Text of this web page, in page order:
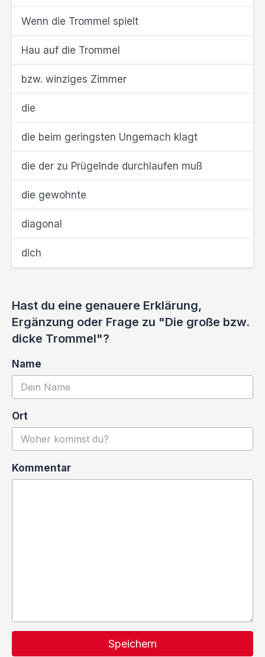
Wenn die Trommel spielt
Hau auf die Trommel
bzw. winziges Zimmer
die
die beim geringsten Ungemach klagt
die der zu Prügelnde durchlaufen muß
die gewohnte
diagonal
dich
Hast du eine genauere Erklärung,
Ergänzung oder Frage zu "Die große bzw.
dicke Trommel"?
Name
Ort
Kommentar
Speichern